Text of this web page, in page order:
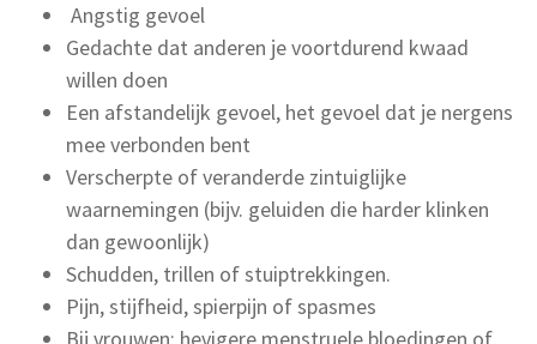
Angstig gevoel
Gedachte dat anderen je voortdurend kwaad
willen doen
Een afstandelijk gevoel, het gevoel dat je nergens
mee verbonden bent
Verscherpte of veranderde zintuiglijke
waarnemingen (bijv. geluiden die harder klinken
dan gewoonlijk)
Schudden, trillen of stuiptrekkingen.
Pijn, stijfheid, spierpijn of spasmes